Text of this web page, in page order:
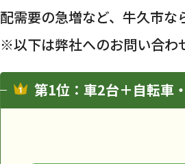
配需要の急増など、牛久市な
※以下は弊社へのお問い合わ
第1位：車2台＋自転車